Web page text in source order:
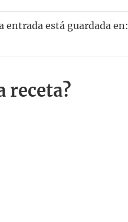
entrada está guardada en:
receta?